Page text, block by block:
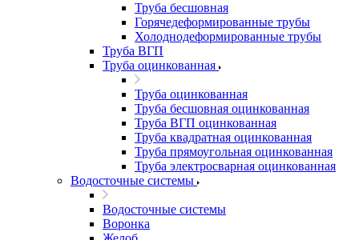
Труба бесшовная
Горячедеформированные трубы
Холоднодеформированные трубы
Труба ВГП
Труба оцинкованная
Труба оцинкованная
Труба бесшовная оцинкованная
Труба ВГП оцинкованная
Труба квадратная оцинкованная
Труба прямоугольная оцинкованная
Труба электросварная оцинкованная
Водосточные системы
Водосточные системы
Воронка